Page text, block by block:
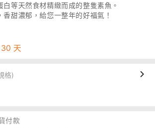
等天然食材精緻而成的整隻素魚。
甜濃郁，給您一整年的好福氣！
30 天
格)
付款